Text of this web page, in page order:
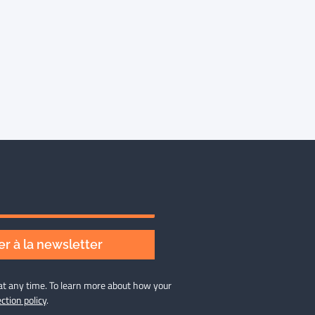
à la newsletter
any time. To learn more about how your
policy.